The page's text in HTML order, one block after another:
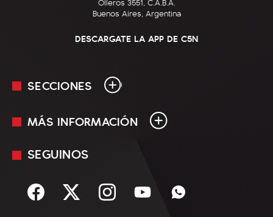
Buenos Aires, Argentina
DESCARGATE LA APP DE C5N
SECCIONES
En Vivo
Sociedad
MÁS INFORMACIÓN
Mediakit
Términos y condiciones
SEGUINOS